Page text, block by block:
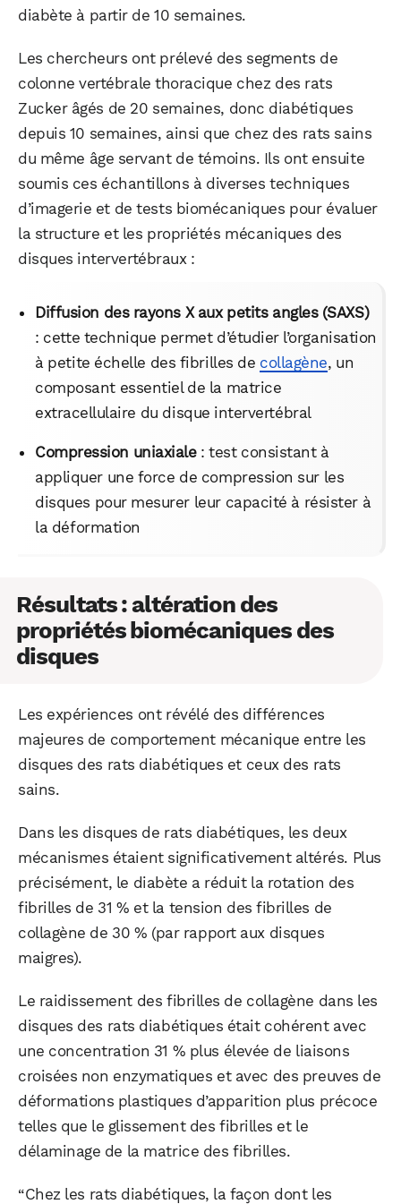
diabète à partir de 10 semaines.
Les chercheurs ont prélevé des segments de
colonne vertébrale thoracique chez des rats
Zucker âgés de 20 semaines, donc diabétiques
depuis 10 semaines, ainsi que chez des rats sains
du même âge servant de témoins. Ils ont ensuite
soumis ces échantillons à diverses techniques
d’imagerie et de tests biomécaniques pour évaluer
la structure et les propriétés mécaniques des
disques intervertébraux :
Diffusion des rayons X aux petits angles (SAXS)
: cette technique permet d’étudier l’organisation
à petite échelle des fibrilles de collagène, un
composant essentiel de la matrice
extracellulaire du disque intervertébral
Compression uniaxiale: test consistant à
appliquer une force de compression sur les
disques pour mesurer leur capacité à résister à
la déformation
Résultats : altération des
propriétés biomécaniques des
disques
Les expériences ont révélé des différences
majeures de comportement mécanique entre les
disques des rats diabétiques et ceux des rats
sains.
Dans les disques de rats diabétiques, les deux
mécanismes étaient significativement altérés. Plus
précisément, le diabète a réduit la rotation des
fibrilles de 31 % et la tension des fibrilles de
collagène de 30 % (par rapport aux disques
maigres).
Le raidissement des fibrilles de collagène dans les
disques des rats diabétiques était cohérent avec
une concentration 31 % plus élevée de liaisons
croisées non enzymatiques et avec des preuves de
déformations plastiques d’apparition plus précoce
telles que le glissement des fibrilles et le
délaminage de la matrice des fibrilles.
“Chez les rats diabétiques, la façon dont les